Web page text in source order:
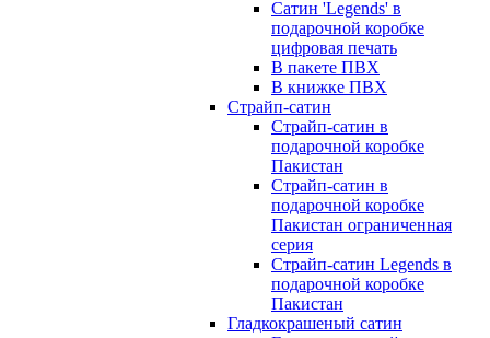
Сатин 'Legends' в
подарочной коробке
цифровая печать
В пакете ПВХ
В книжке ПВХ
Страйп-сатин
Страйп-сатин в
подарочной коробке
Пакистан
Страйп-сатин в
подарочной коробке
Пакистан ограниченная
серия
Страйп-сатин Legends в
подарочной коробке
Пакистан
Гладкокрашеный сатин